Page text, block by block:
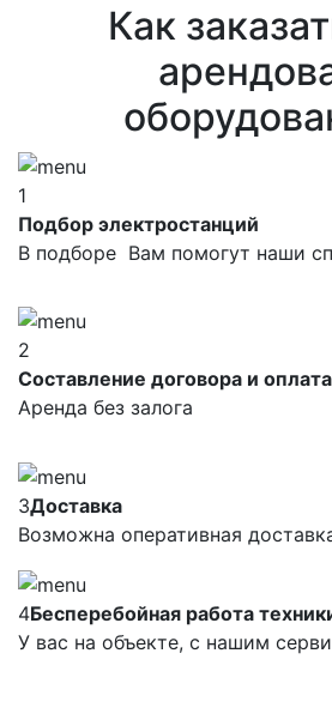
Как
1
Подбор электростанций
В подборе Вам помогут наши
2
Составление договора и оплата
Аренда без залога
3Доставка
Возможна оперативная
4Бесперебойная работа
У вас на объекте, с нашим